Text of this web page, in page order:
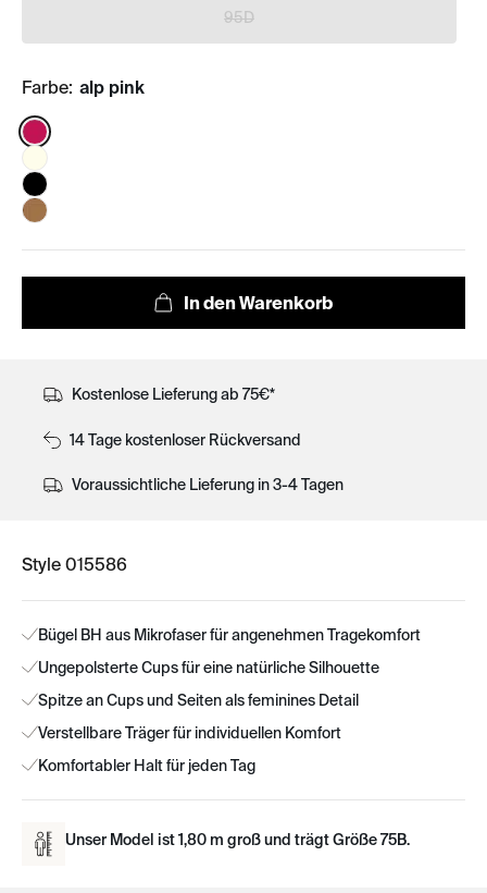
95D
Farbe: alp pink
Color:
Kostenlose Lieferung ab 75€*
14 Tage kostenloser Rückversand
Voraussichtliche Lieferung in 3-4 Tagen
Style 015586
Bügel BH aus Mikrofaser für angenehmen Tragekomfort
Ungepolsterte Cups für eine natürliche Silhouette
Spitze an Cups und Seiten als feminines Detail
Verstellbare Träger für individuellen Komfort
Komfortabler Halt für jeden Tag
Unser Model ist 1,80 m groß und trägt Größe 75B.